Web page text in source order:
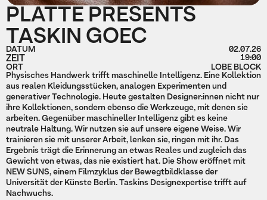
PLATTE PRESENTS
TASKIN GOEC
DATUM 02.07.26
ZEIT
19:00
ORT
LOBE BLOCK
Physisches Handwerk trifft maschinelle Intelligenz. Eine Kollektion
aus realen Kleidungsstücken, analogen Experimenten und
generativer Technologie. Heute gestalten Designer:innen nicht nur
ihre Kollektionen, sondern ebenso die Werkzeuge, mit denen sie
arbeiten. Gegenüber maschineller Intelligenz gibt es keine
neutrale Haltung. Wir nutzen sie auf unsere eigene Weise. Wir
trainieren sie mit unserer Arbeit, lenken sie, ringen mit ihr. Das
Ergebnis trägt die Erinnerung an etwas Reales und zugleich das
Gewicht von etwas, das nie existiert hat. Die Show eröffnet mit
NEW SUNS, einem Filmzyklus der Bewegtbildklasse der
Universität der Künste Berlin. Taskins Designexpertise trifft auf
Nachwuchs.